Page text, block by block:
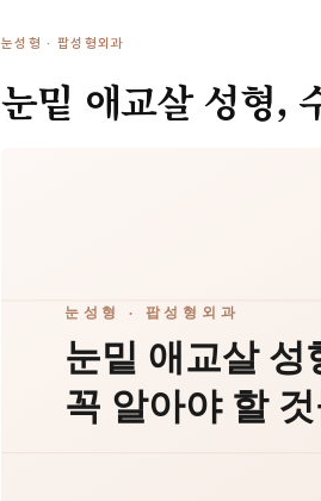
눈성형 · 팝성형외과
눈밑 애교살 성형,